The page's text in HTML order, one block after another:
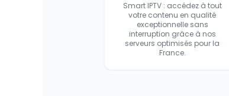
Smart IPTV : accédez à tout
votre contenu en qualité
exceptionnelle sans
interruption grâce à nos
serveurs optimisés pour la
France.